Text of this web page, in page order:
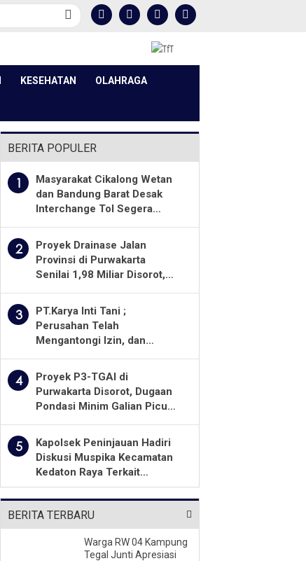
KESEHATAN OLAHRAGA
BERITA POPULER
1
Masyarakat Cikalong Wetan
dan Bandung Barat Desak
Interchange Tol Segera
2
Proyek Drainase Jalan
Provinsi di Purwakarta
Senilai 1,98 Miliar Disorot,
Pekerjaan Diawasi Ketat
3
PT.Karya Inti Tani ;
Perusahan Telah
Mengantongi Izin, dan
Aturan Yang Berlaku
4
Proyek P3-TGAI di
Purwakarta Disorot, Dugaan
Pondasi Minim Galian Picu
Pengawasan
5
Kapolsek Peninjauan Hadiri
Diskusi Muspika Kecamatan
Kedaton Raya Terkait
Sengketa Lahan Kelompok
Tani Dengan PT. GNS
BERITA TERBARU
Warga RW 04 Kampung
Tegal Junti Apresiasi